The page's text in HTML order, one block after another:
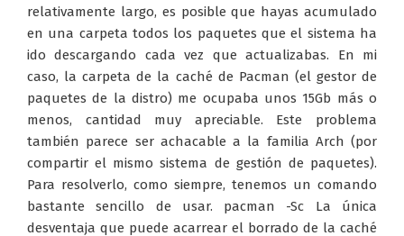
relativamente largo, es posible que hayas acumulado
en una carpeta todos los paquetes que el sistema ha
ido descargando cada vez que actualizabas. En mi
caso, la carpeta de la caché de Pacman (el gestor de
paquetes de la distro) me ocupaba unos 15Gb más o
menos, cantidad muy apreciable. Este problema
también parece ser achacable a la familia Arch (por
compartir el mismo sistema de gestión de paquetes).
Para resolverlo, como siempre, tenemos un comando
bastante sencillo de usar. pacman -Sc La única
desventaja que puede acarrear el borrado de la caché